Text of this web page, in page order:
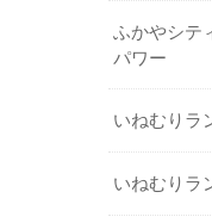
ふかやシテ
パワー
いねむりラ
いねむりラ